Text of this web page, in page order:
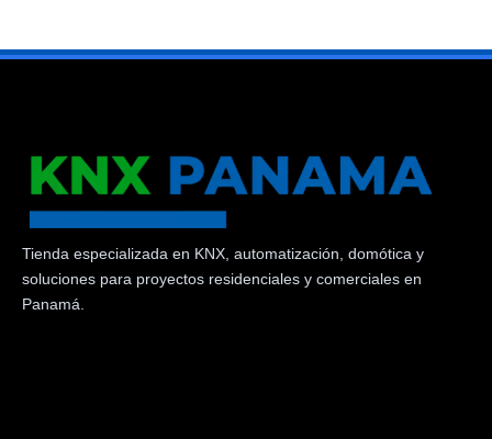
Tienda especializada en KNX, automatización, domótica y
soluciones para proyectos residenciales y comerciales en
Panamá.